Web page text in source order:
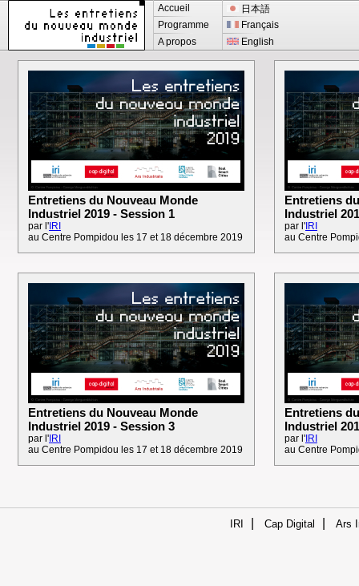
Accueil
Programme
A propos
日本語
Français
English
Entretiens du Nouveau Monde
Industriel 2019 - Session 1
par l' IRI
au Centre Pompidou les 17 et 18 décembre 2019
Entretiens
Industriel
par l' IRI
au Centre
Entretiens du Nouveau Monde
Industriel 2019 - Session 3
par l' IRI
au Centre Pompidou les 17 et 18 décembre 2019
Entretiens
Industriel
par l' IRI
au Centre
IRI Cap Digital Ars